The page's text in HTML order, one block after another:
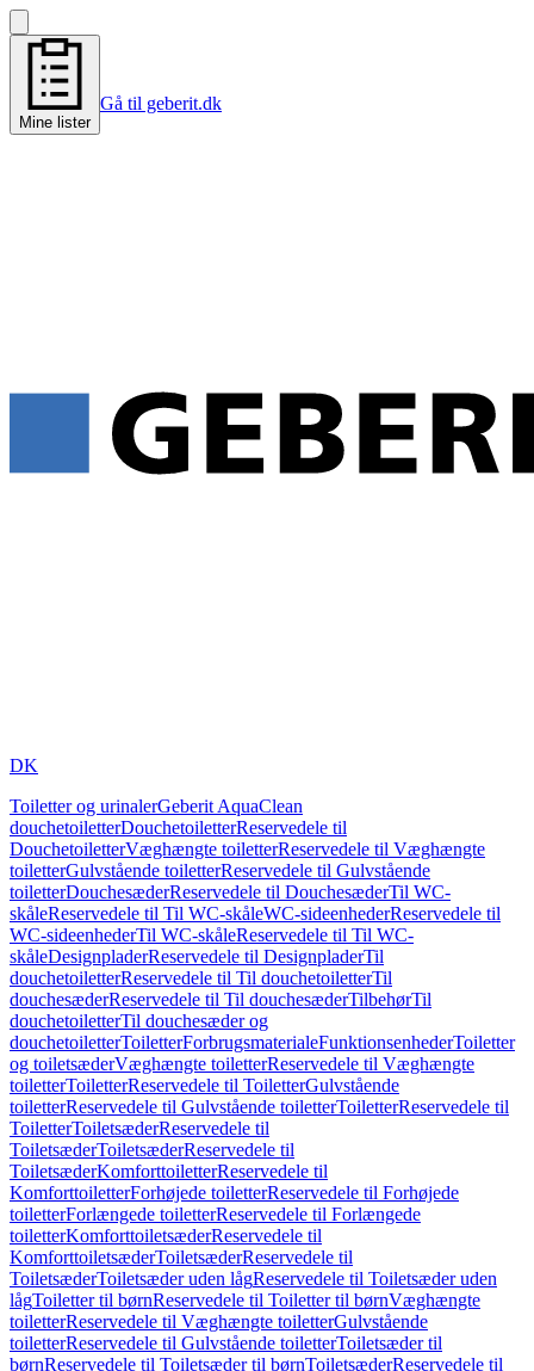
Mine lister
Gå til geberit.dk
DK
Toiletter og urinalerGeberit AquaClean
douchetoiletterDouchetoiletterReservedele til
DouchetoiletterVæghængte toiletterReservedele til Væghængte
toiletterGulvstående toiletterReservedele til Gulvstående
toiletterDouchesæderReservedele til DouchesæderTil WC-
skåleReservedele til Til WC-skåleWC-sideenhederReservedele til
WC-sideenhederTil WC-skåleReservedele til Til WC-
skåleDesignpladerReservedele til DesignpladerTil
douchetoiletterReservedele til Til douchetoiletterTil
douchesæderReservedele til Til douchesæderTilbehørTil
douchetoiletterTil douchesæder og
douchetoiletterToiletterForbrugsmaterialeFunktionsenhederToiletter
og toiletsæderVæghængte toiletterReservedele til Væghængte
toiletterToiletterReservedele til ToiletterGulvstående
toiletterReservedele til Gulvstående toiletterToiletterReservedele til
ToiletterToiletsæderReservedele til
ToiletsæderToiletsæderReservedele til
ToiletsæderKomforttoiletterReservedele til
KomforttoiletterForhøjede toiletterReservedele til Forhøjede
toiletterForlængede toiletterReservedele til Forlængede
toiletterKomforttoiletsæderReservedele til
KomforttoiletsæderToiletsæderReservedele til
ToiletsæderToiletsæder uden lågReservedele til Toiletsæder uden
lågToiletter til børnReservedele til Toiletter til børnVæghængte
toiletterReservedele til Væghængte toiletterGulvstående
toiletterReservedele til Gulvstående toiletterToiletsæder til
børnReservedele til Toiletsæder til børnToiletsæderReservedele til